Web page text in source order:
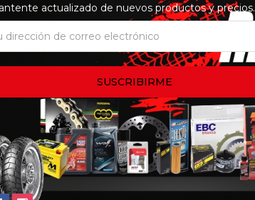
Roja
campos obligatorios
actualizado de nuevos productos y precios.